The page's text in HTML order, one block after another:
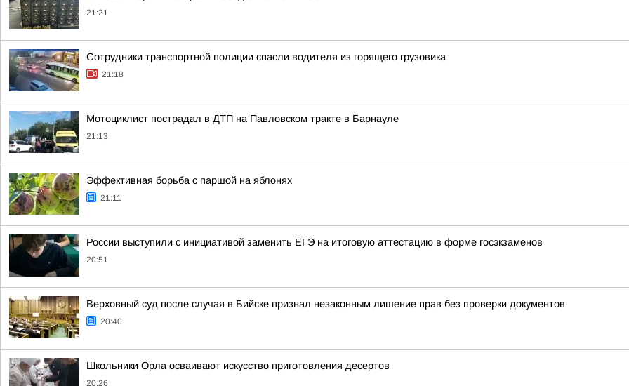
21:21
Сотрудники транспортной полиции спасли водителя из горящего грузовика
21:18
Мотоциклист пострадал в ДТП на Павловском тракте в Барнауле
21:13
Эффективная борьба с паршой на яблонях
21:11
России выступили с инициативой заменить ЕГЭ на итоговую аттестацию в форме госэкзаменов
20:51
Верховный суд после случая в Бийске признал незаконным лишение прав без проверки документов
20:40
Школьники Орла осваивают искусство приготовления десертов
20:26